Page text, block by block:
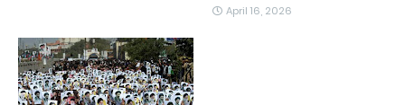
April 16, 2026